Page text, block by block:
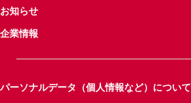
お知らせ
企業情報
パーソナルデータ（個人情報など）について